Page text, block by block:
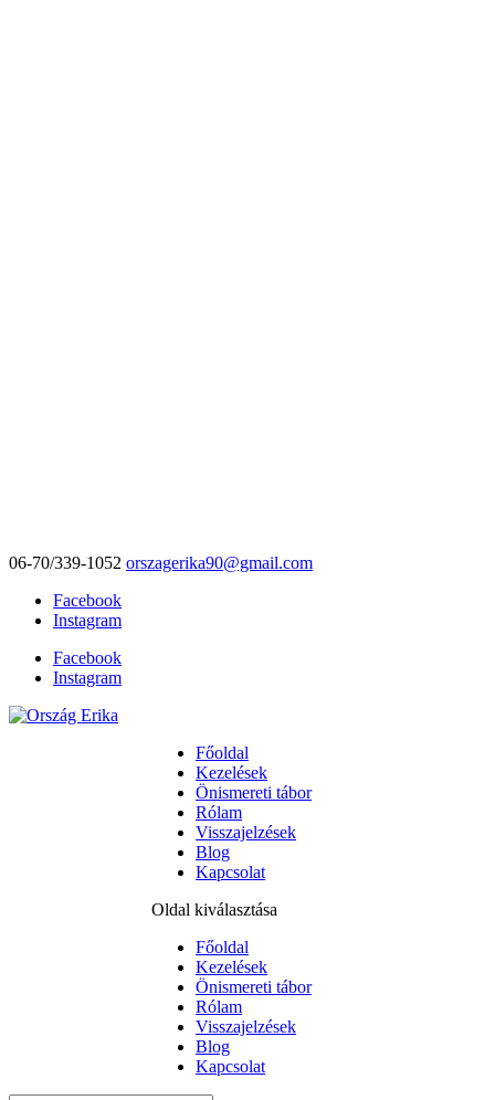
06-70/339-1052 orszagerika90@gmail.com
Facebook
Instagram
Facebook
Instagram
Főoldal
Kezelések
Önismereti tábor
Rólam
Visszajelzések
Blog
Kapcsolat
Oldal kiválasztása
Főoldal
Kezelések
Önismereti tábor
Rólam
Visszajelzések
Blog
Kapcsolat